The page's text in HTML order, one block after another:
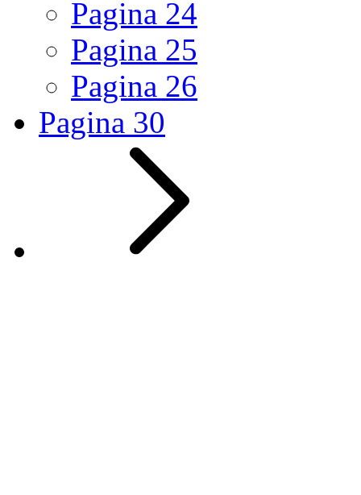
Pagina 24
Pagina 25
Pagina 26
Pagina 30